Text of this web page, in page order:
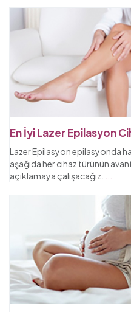
En İyi Lazer Epilasyon
Lazer Epilasyon epilasyonda
aşağıda her cihaz türünün
açıklamaya çalışacağız.